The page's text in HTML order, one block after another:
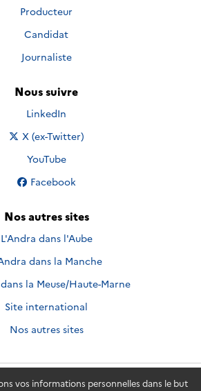
vos informations personnelles dans le but
Producteur
Candidat
Journaliste
Nous suivre
Nous suivre sur
LinkedIn
Nous suivre sur
X (ex-Twitter)
Nous suivre sur
YouTube
Nous suivre sur
Facebook
Nos autres sites
L'Andra dans l'Aube
dans la Manche
la Meuse/Haute-Marne
Site international
Nos autres sites
2026 - Andra. Tous droits réservés.